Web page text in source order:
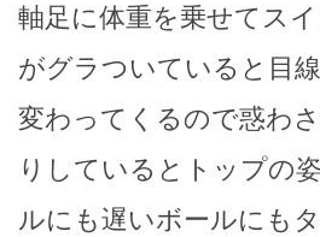
軸足に体重を乗せてス
がグラついていると目
変わってくるので惑わ
りしているとトップの
ルにも遅いボールにも